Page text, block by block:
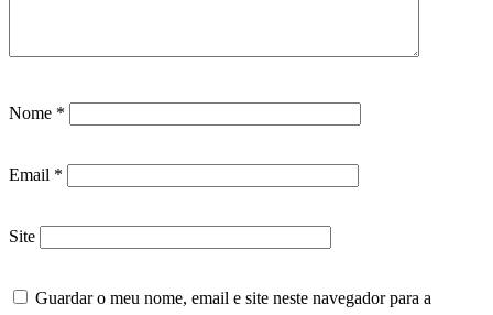
Nome *
Email *
Site
Guardar o meu nome, email e site neste navegador para a